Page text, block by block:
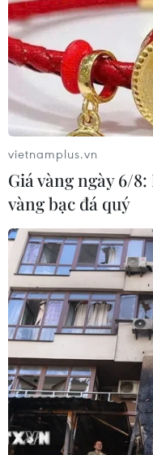
thương mại-đầu
12/05/2022 02:59
Đại sứ Nguyễn Thành
các nước châu Phi
lượng hàng hóa Việt
phát triển xuất khẩu
Tăng cường
vietnamplus.vn
Giá vàng ngày 6/
vàng bạc đá quý